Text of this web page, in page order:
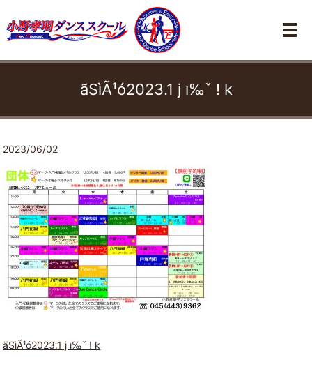
メ
ãSìÃ¹ó2023.1 j ı‰ˇ ! k
2023/06/02
ãSìÃ¹ó2023.1 j ı‰ˇ ! k